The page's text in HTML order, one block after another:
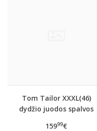
Tom Tailor XXXL(46)
dydžio juodos spalvos
15999€